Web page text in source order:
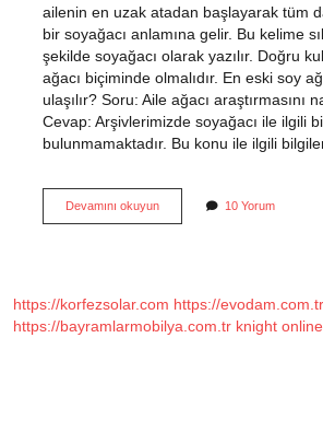
ailenin en uzak atadan başlayarak tüm
bir soyağacı anlamına gelir. Bu kelime
şekilde soyağacı olarak yazılır. Doğru
ağacı biçiminde olmalıdır. En eski soy
ulaşılır? Soru: Aile ağacı araştırmasını
Cevap: Arşivlerimizde soyağacı ile ilgili
bulunmamaktadır. Bu konu ile ilgili
Devamını okuyunSoy
Ağacına
10 Yorum
https://korfezsolar.com https://evodam.com.tr
https://bayramlarmobilya.com.tr knight online